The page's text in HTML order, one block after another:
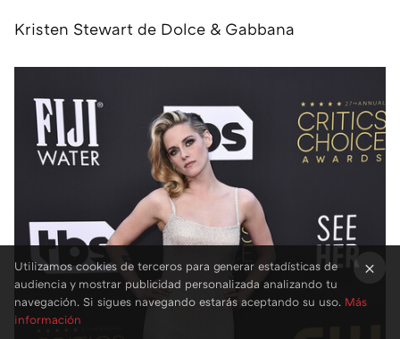
Kristen Stewart de Dolce & Gabbana
Utilizamos cookies de terceros para generar estadísticas de
audiencia y mostrar publicidad personalizada analizando tu
navegación. Si sigues navegando estarás aceptando su uso. Más
información